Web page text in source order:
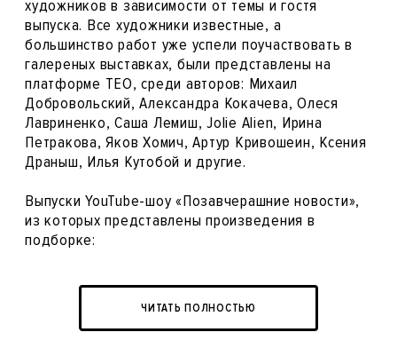
художников в зависимости от темы и гостя
выпуска. Все художники известные, а
большинство работ уже успели поучаствовать в
галереных выставках, были представлены на
платформе ТЕО, среди авторов: Михаил
Добровольский, Александра Кокачева, Олеся
Лавриненко, Саша Лемиш, Jolie Alien, Ирина
Петракова, Яков Хомич, Артур Кривошеин, Ксения
Драныш, Илья Кутобой и другие.
Выпуски YouTube-шоу «Позавчерашние новости»,
из которых представлены произведения в
подборке:
ЧИТАТЬ ПОЛНОСТЬЮ